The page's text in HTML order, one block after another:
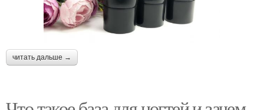
читать дальше →